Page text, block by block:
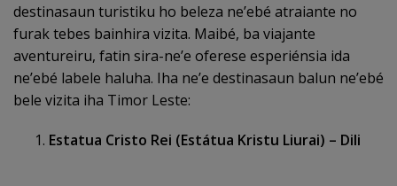
destinasaun turistiku ho beleza ne’ebé atraiante no
furak tebes bainhira vizita. Maibé, ba viajante
aventureiru, fatin sira-ne’e oferese esperiénsia ida
ne’ebé labele haluha. Iha ne’e destinasaun balun ne’ebé
bele vizita iha Timor Leste:
Estatua Cristo Rei (Estátua Kristu Liurai) – Dili